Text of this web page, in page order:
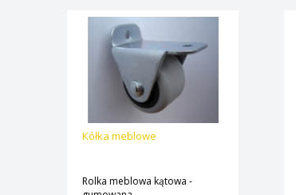
Kółka meblowe
Rolka meblowa kątowa -